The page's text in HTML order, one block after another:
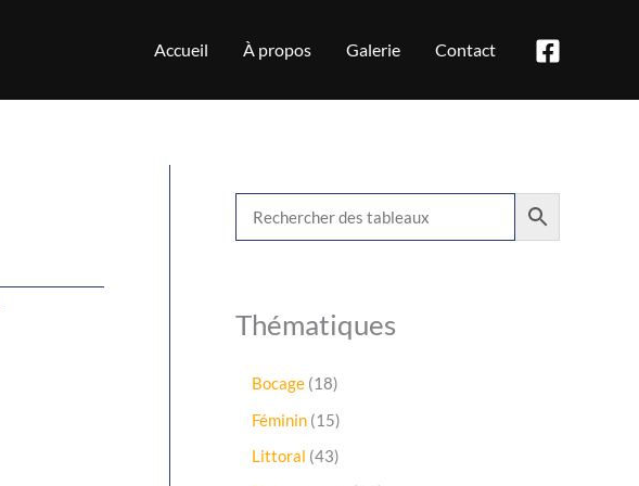
Accueil À propos Galerie Contact
Thématiques
Bocage 181
p
r
Féminin 151
p
Littoral 434